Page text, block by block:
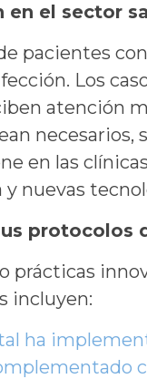
en el sector
pacientes
Los
atención
en las
nuevas
protocolos
incluyen:
ha